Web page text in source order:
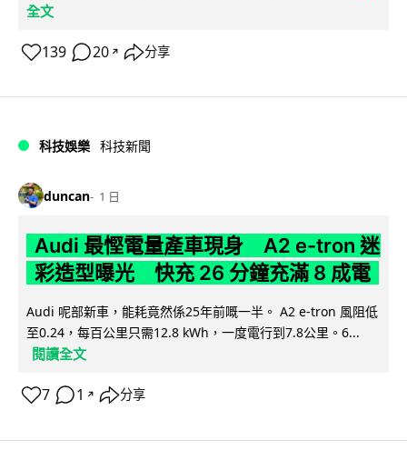
全文
139 20 ↗ 分享
科技娛樂 科技新聞
duncan 1 日
Audi 最慳電量產車現身 A2 e-tron 迷
彩造型曝光 快充 26 分鐘充滿 8 成電
Audi 呢部新車，能耗竟然係25年前嘅一半。 A2 e-tron 風阻低
至0.24，每百公里只需12.8 kWh，一度電行到7.8公里。6...
閱讀全文
7 1 ↗ 分享